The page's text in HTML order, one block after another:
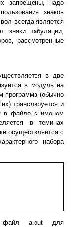
запрещены, надо
знаков
всегда является
знаки табуляции,
рассмотренные
в две
в модуль на
программа (обычно
транслируется и
в файле с именем
в теминах
осуществляется с
набора
файл a.out для